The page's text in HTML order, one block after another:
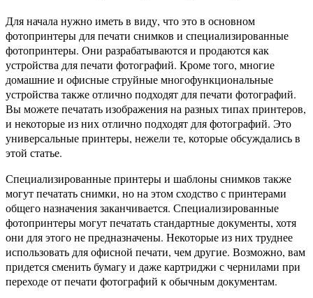
Для начала нужно иметь в виду, что это в основном
фотопринтеры для печати снимков и специализированные
фотопринтеры. Они разрабатываются и продаются как
устройства для печати фотографий. Кроме того, многие
домашние и офисные струйные многофункциональные
устройства также отлично подходят для печати фотографий.
Вы можете печатать изображения на разных типах принтеров,
и некоторые из них отлично подходят для фотографий. Это
универсальные принтеры, нежели те, которые обсуждались в
этой статье.
Специализированные принтеры и шаблоны снимков также
могут печатать снимки, но на этом сходство с принтерами
общего назначения заканчивается. Специализированные
фотопринтеры могут печатать стандартные документы, хотя
они для этого не предназначены. Некоторые из них труднее
использовать для офисной печати, чем другие. Возможно, вам
придется сменить бумагу и даже картриджи с чернилами при
переходе от печати фотографий к обычным документам.